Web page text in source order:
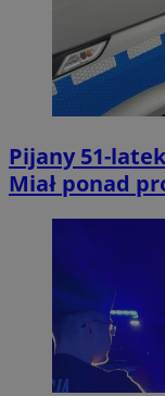
Pijany 51-
Miał ponad